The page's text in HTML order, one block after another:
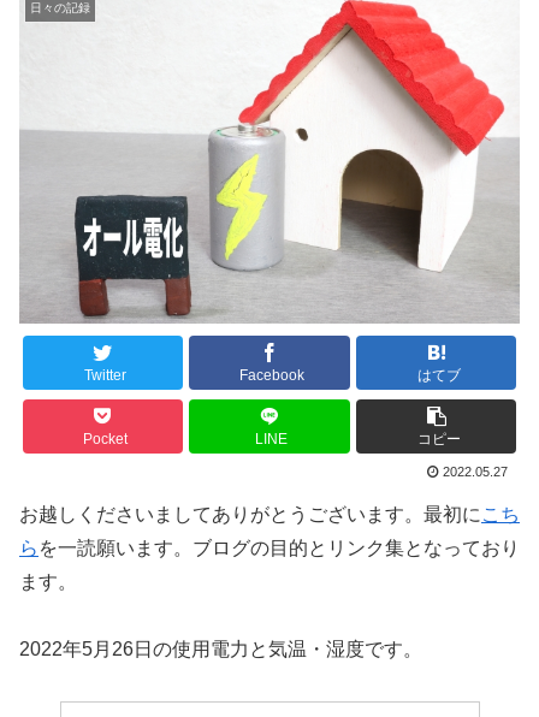
日々の記録
Twitter Facebook はてブ
Pocket LINE コピー
2022.05.27
お越しくださいましてありがとうございます。最初に こち
ら を一読願います。ブログの目的とリンク集となっており
ます。
2022年5月26日の使用電力と気温・湿度です。